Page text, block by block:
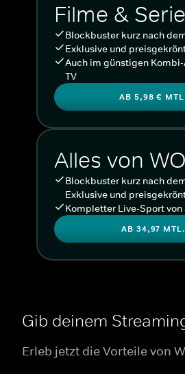
Filme &
Blockbuster kurz nach
Exklusive und
Auch im günstigen
TV
AB 5,98 €
Alles von
Blockbuster kurz nach
Exklusive und
Kompletter Live-Sport von
AB 34,97 MTL.
Gib deinem
Erleb jetzt die Vorteile von